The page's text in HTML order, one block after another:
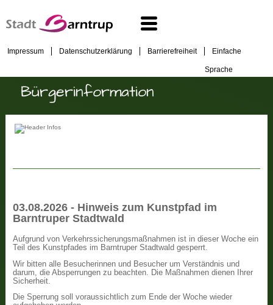
Impressum Datenschutzerklärung Barrierefreiheit Einfache
Sprache
Bürgerinformation
03.08.2026 - Hinweis zum Kunstpfad im
Barntruper Stadtwald
Aufgrund von Verkehrssicherungsmaßnahmen ist in dieser Woche ein
Teil des Kunstpfades im Barntruper Stadtwald gesperrt.
Wir bitten alle Besucherinnen und Besucher um Verständnis und
darum, die Absperrungen zu beachten. Die Maßnahmen dienen Ihrer
Sicherheit.
Die Sperrung soll voraussichtlich zum Ende der Woche wieder